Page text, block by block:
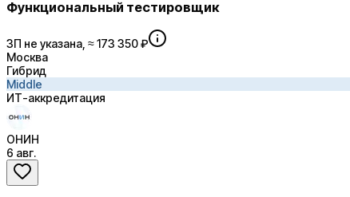
Функциональный тестировщик
ЗП не указана, ≈ 173 350 ₽
Москва
Гибрид
Middle
ИТ-аккредитация
ОНИН
6 авг.